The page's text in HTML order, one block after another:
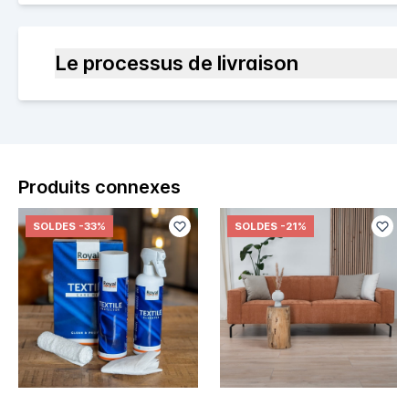
Le processus de livraison
Produits connexes
SOLDES -33% SOLDES -21%